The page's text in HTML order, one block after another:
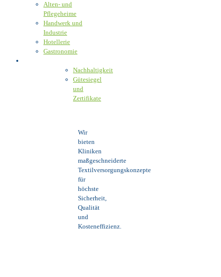
Alten- und
Pflegeheime
Handwerk und
Industrie
Hotellerie
Gastronomie
Nachhaltigkeit
Gütesiegel
und
Zertifikate
Wir
bieten
Kliniken
maßgeschneiderte
Textilversorgungskonzepte
für
höchste
Sicherheit,
Qualität
und
Kosteneffizienz.